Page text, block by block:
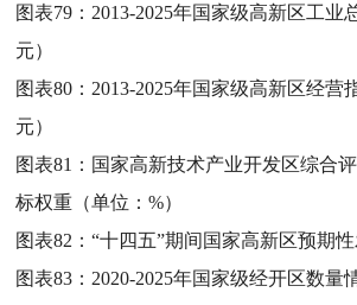
图表79： 2013-2025年国家级高新区工业
元）
图表80： 2013-2025年国家级高新区经营
元）
图表81： 国家高新技术产业开发区综合
标权重（单位：%）
图表82：“十四五”期间国家高新区预期
图表83： 2020-2025年国家级经开区数量